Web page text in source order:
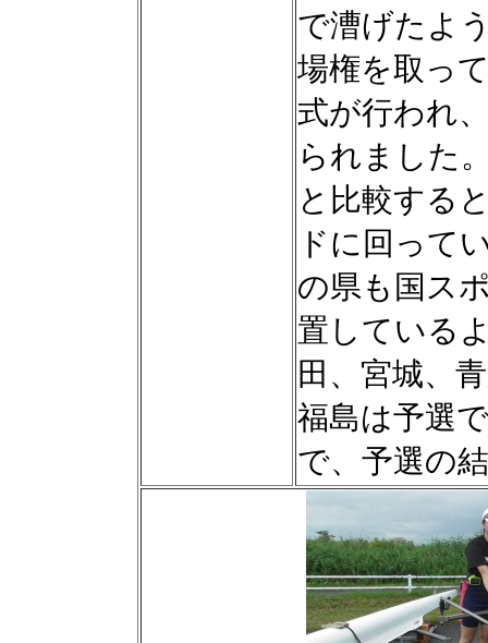
で漕げたよ
場権を取っ
式が行われ
られました
と比較する
ドに回って
の県も国ス
置している
田、宮城、
福島は予選
で、予選の